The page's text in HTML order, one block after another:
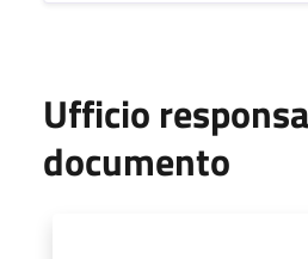
Ufficio
documento